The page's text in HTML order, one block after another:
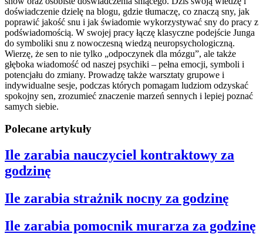
doświadczenie dzielę na blogu, gdzie tłumaczę, co znaczą sny, jak
poprawić jakość snu i jak świadomie wykorzystywać sny do pracy z
podświadomością. W swojej pracy łączę klasyczne podejście Junga
do symboliki snu z nowoczesną wiedzą neuropsychologiczną.
Wierzę, że sen to nie tylko „odpoczynek dla mózgu”, ale także
głęboka wiadomość od naszej psychiki – pełna emocji, symboli i
potencjału do zmiany. Prowadzę także warsztaty grupowe i
indywidualne sesje, podczas których pomagam ludziom odzyskać
spokojny sen, zrozumieć znaczenie marzeń sennych i lepiej poznać
samych siebie.
Polecane artykuły
Ile zarabia nauczyciel kontraktowy za
godzinę
Ile zarabia strażnik nocny za godzinę
Ile zarabia pomocnik murarza za godzinę